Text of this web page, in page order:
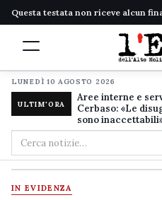
Questa testata non riceve alcun
LUNEDÌ 10 AGOSTO 2026
ULTIM'ORA
Aree interne e
Cerbaso: «Le
sono
Cerca
nel
sito
IN EVIDENZA